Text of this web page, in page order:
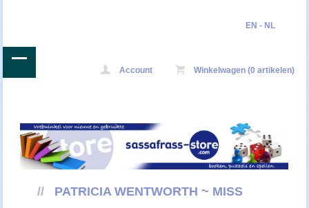
EN - NL
Account Winkelwagen (0 artikelen)
// PATRICIA WENTWORTH ~ MISS